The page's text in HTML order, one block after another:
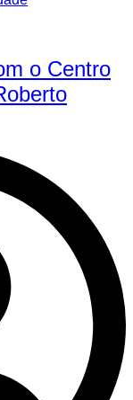
o Centro